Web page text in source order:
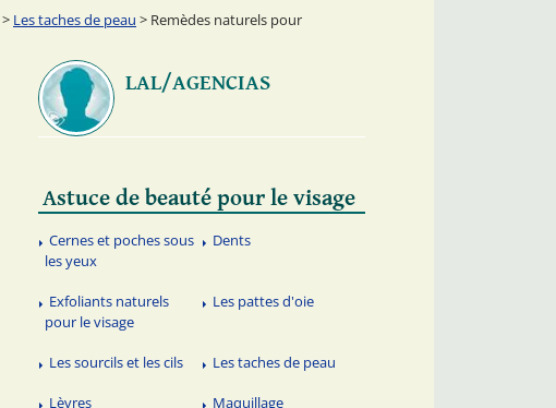
> Les taches de peau > Remèdes naturels pour
LAL/AGENCIAS
Astuce de beauté pour le visage
Cernes et poches sous
les yeux
Dents
Exfoliants naturels
pour le visage
Les pattes d'oie
Les sourcils et les cils Les taches de peau
Lèvres Maquillage